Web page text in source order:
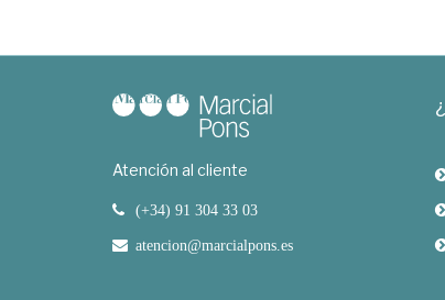
Atención al cliente
(+34) 91 304 33 03
atencion@marcialpons.es